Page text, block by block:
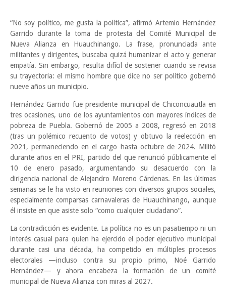
“No soy político, me gusta la política”, afirmó Artemio Hernández
Garrido durante la toma de protesta del Comité Municipal de
Nueva Alianza en Huauchinango. La frase, pronunciada ante
militantes y dirigentes, buscaba quizá humanizar el acto y generar
empatía. Sin embargo, resulta difícil de sostener cuando se revisa
su trayectoria: el mismo hombre que dice no ser político gobernó
nueve años un municipio.
Hernández Garrido fue presidente municipal de Chiconcuautla en
tres ocasiones, uno de los ayuntamientos con mayores índices de
pobreza de Puebla. Gobernó de 2005 a 2008, regresó en 2018
(tras un polémico recuento de votos) y obtuvo la reelección en
2021, permaneciendo en el cargo hasta octubre de 2024. Militó
durante años en el PRI, partido del que renunció públicamente el
10 de enero pasado, argumentando su desacuerdo con la
dirigencia nacional de Alejandro Moreno Cárdenas. En las últimas
semanas se le ha visto en reuniones con diversos grupos sociales,
especialmente comparsas carnavaleras de Huauchinango, aunque
él insiste en que asiste solo “como cualquier ciudadano”.
La contradicción es evidente. La política no es un pasatiempo ni un
interés casual para quien ha ejercido el poder ejecutivo municipal
durante casi una década, ha competido en múltiples procesos
electorales —incluso contra su propio primo, Noé Garrido
Hernández— y ahora encabeza la formación de un comité
municipal de Nueva Alianza con miras al 2027.